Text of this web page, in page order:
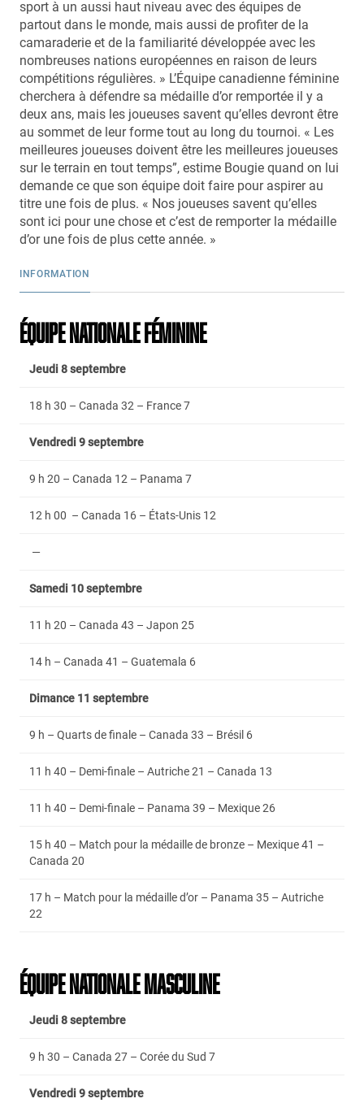
sport à un aussi haut niveau avec des équipes de
partout dans le monde, mais aussi de profiter de la
camaraderie et de la familiarité développée avec les
nombreuses nations européennes en raison de leurs
compétitions régulières. » L’Équipe canadienne féminine
cherchera à défendre sa médaille d’or remportée il y a
deux ans, mais les joueuses savent qu’elles devront être
au sommet de leur forme tout au long du tournoi. « Les
meilleures joueuses doivent être les meilleures joueuses
sur le terrain en tout temps”, estime Bougie quand on lui
demande ce que son équipe doit faire pour aspirer au
titre une fois de plus. « Nos joueuses savent qu’elles
sont ici pour une chose et c’est de remporter la médaille
d’or une fois de plus cette année. »
INFORMATION
ÉQUIPE NATIONALE FÉMININE
Jeudi 8 septembre
18 h 30 – Canada 32 – France 7
Vendredi 9 septembre
9 h 20 – Canada 12 – Panama 7
12 h 00 – Canada 16 – États-Unis 12
—
Samedi 10 septembre
11 h 20 – Canada 43 – Japon 25
14 h – Canada 41 – Guatemala 6
Dimance 11 septembre
9 h – Quarts de finale – Canada 33 – Brésil 6
11 h 40 – Demi-finale – Autriche 21 – Canada 13
11 h 40 – Demi-finale – Panama 39 – Mexique 26
15 h 40 – Match pour la médaille de bronze – Mexique 41 –
Canada 20
17 h – Match pour la médaille d’or – Panama 35 – Autriche
22
ÉQUIPE NATIONALE MASCULINE
Jeudi 8 septembre
9 h 30 – Canada 27 – Corée du Sud 7
Vendredi 9 septembre